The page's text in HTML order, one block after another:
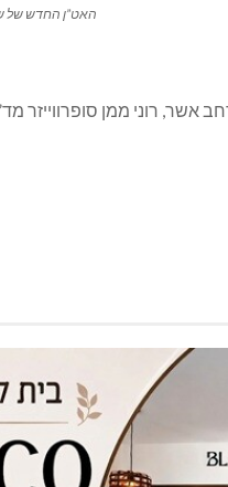
האט”ן החדש של
רוני ממן סופרווייזר